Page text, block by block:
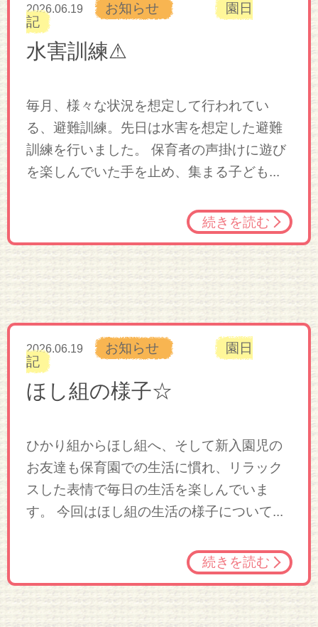
2026.06.19 お知らせ
園日
記
水害訓練⚠
毎月、様々な状況を想定して行われてい
る、避難訓練。先日は水害を想定した避難
訓練を行いました。 保育者の声掛けに遊び
を楽しんでいた手を止め、集まる子ども...
続きを読む
2026.06.19 お知らせ
園日
記
ほし組の様子☆
ひかり組からほし組へ、そして新入園児の
お友達も保育園での生活に慣れ、リラック
スした表情で毎日の生活を楽しんでいま
す。 今回はほし組の生活の様子について...
続きを読む